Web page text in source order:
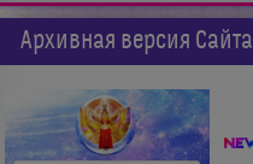
Архивная версия Сайта